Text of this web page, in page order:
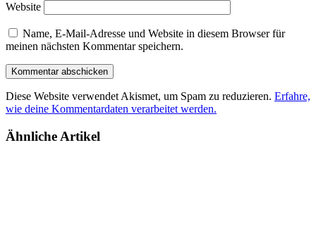
Website
Name, E-Mail-Adresse und Website in diesem Browser für
meinen nächsten Kommentar speichern.
Diese Website verwendet Akismet, um Spam zu reduzieren. Erfahre,
wie deine Kommentardaten verarbeitet werden.
Ähnliche Artikel